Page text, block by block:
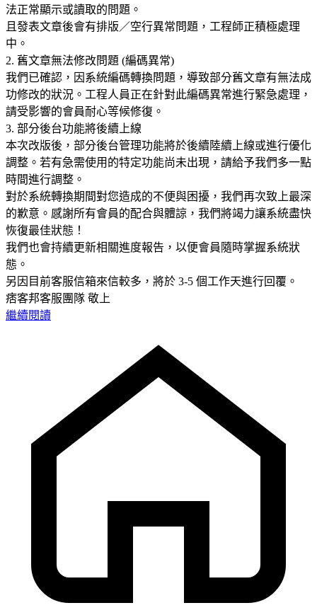
法正常顯示或讀取的問題。
且發表文章後會有排版／空行異常問題，工程師正積極處理
中。
2. 舊文章無法修改問題 (編碼異常)
我們已確認，因系統編碼轉換問題，導致部分舊文章有無法成
功修改的狀況。工程人員正在針對此編碼異常進行緊急處理，
請受影響的會員耐心等候修復。
3. 部分後台功能將後續上線
本次改版後，部分後台管理功能將於後續陸續上線或進行優化
調整。若有急需使用的特定功能尚未出現，請給予我們多一點
時間進行調整。
對於系統轉換期間對您造成的不便與困擾，我們再次致上最深
的歉意。感謝所有會員的配合與體諒，我們將竭力讓系統盡快
恢復最佳狀態！
我們也會持續更新相關進度報告，以便會員隨時掌握系統狀
態。
另因目前客服信箱來信較多，將於 3-5 個工作天進行回覆。
痞客邦客服團隊 敬上
繼續閱讀